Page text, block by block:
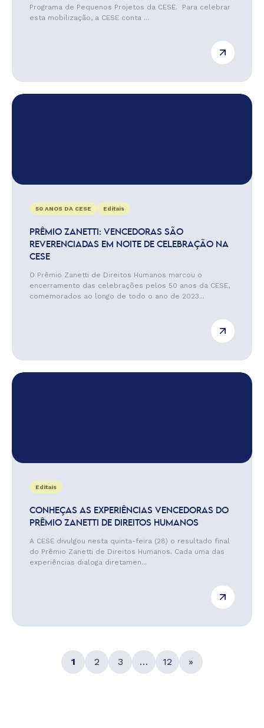
Programa de Pequenos Projetos da CESE. Para celebrar
esta mobilização, a CESE conta ...
50 ANOS DA CESE Editais
PRÊMIO ZANETTI: VENCEDORAS SÃO
REVERENCIADAS EM NOITE DE CELEBRAÇÃO NA
CESE
O Prêmio Zanetti de Direitos Humanos marcou o
encerramento das celebrações pelos 50 anos da CESE,
comemorados ao longo de todo o ano de 2023...
Editais
CONHEÇAS AS EXPERIÊNCIAS VENCEDORAS DO
PRÊMIO ZANETTI DE DIREITOS HUMANOS
A CESE divulgou nesta quinta-feira (28) o resultado final
do Prêmio Zanetti de Direitos Humanos. Cada uma das
experiências dialoga diretamen...
1 2 3 … 12 »